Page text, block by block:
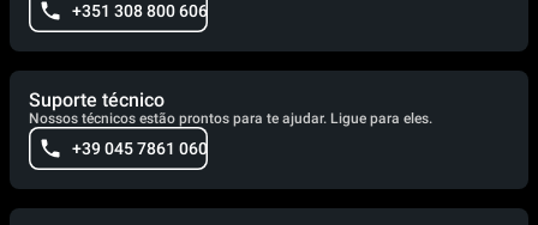
+351 308 800 606
Suporte técnico
Nossos técnicos estão prontos para te ajudar. Ligue para eles.
+39 045 7861 060